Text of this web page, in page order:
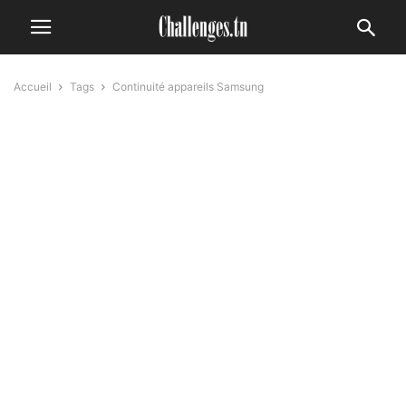
Accueil Tags Continuité appareils Samsung